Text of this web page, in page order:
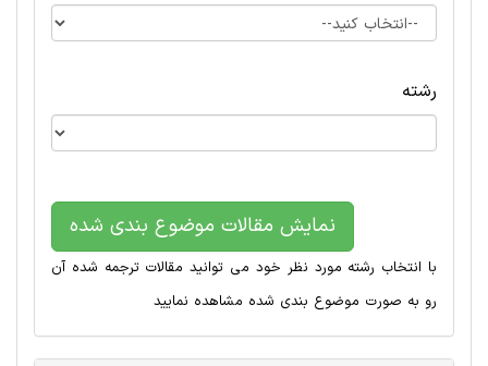
رشته
نمایش مقالات موضوع بندی شده
با انتخاب رشته مورد نظر خود می توانید مقالات ترجمه شده آن
رو به صورت موضوع بندی شده مشاهده نمایید